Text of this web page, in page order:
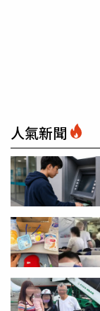
人氣新聞